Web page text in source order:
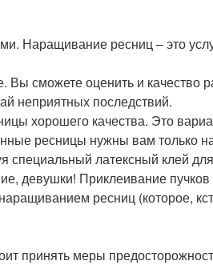
Наращивание ресниц – это
сможете оценить и качество
неприятных последствий.
хорошего качества. Это
ресницы нужны вам только
специальный латексный клей для
девушки! Приклеивание пучков
ресниц (которое,
принять меры